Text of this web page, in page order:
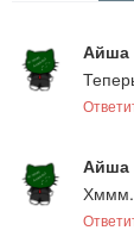
Айша
Айша